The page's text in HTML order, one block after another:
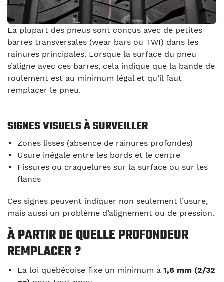
La plupart des pneus sont conçus avec de petites
barres transversales (wear bars ou TWI) dans les
rainures principales. Lorsque la surface du pneu
s’aligne avec ces barres, cela indique que la bande de
roulement est au minimum légal et qu’il faut
remplacer le pneu.
SIGNES VISUELS À SURVEILLER
Zones lisses (absence de rainures profondes)
Usure inégale entre les bords et le centre
Fissures ou craquelures sur la surface ou sur les
flancs
Ces signes peuvent indiquer non seulement l’usure,
mais aussi un problème d’alignement ou de pression.
À PARTIR DE QUELLE PROFONDEUR
REMPLACER ?
La loi québécoise fixe un minimum à 1,6 mm (2/32